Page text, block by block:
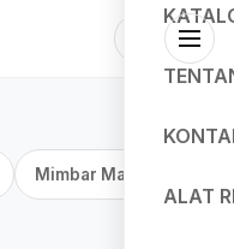
ALAT
Mimbar Masjid Jakarta